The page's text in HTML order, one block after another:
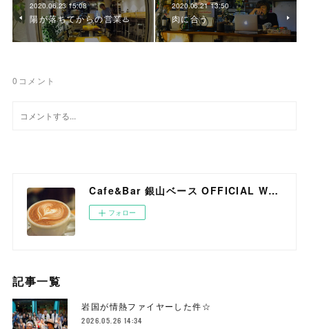
2020.06.23 15:08
陽が落ちてからの営業♨️
2020.06.21 13:50
肉に合う
0 コメント
Cafe&Bar 銀山ベース OFFICIAL WEB SITE
フォロー
記事一覧
岩国が情熱ファイヤーした件☆
2026.05.26 14:34